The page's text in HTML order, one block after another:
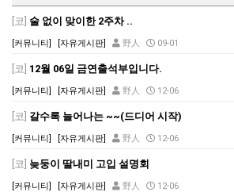
[코] 술 없이 맞이한 2주차 ..
[커뮤니티] [자유게시판] 野人 09-01
[코] 12월 06일 금연출석부입니다.
[커뮤니티] [자유게시판] 野人 12-06
[코] 갈수록 늘어나는 ~~(드디어 시작)
[커뮤니티] [자유게시판] 野人 12-06
[코] 늦둥이 딸내미 고입 설명회
[커뮤니티] [자유게시판] 野人 12-06